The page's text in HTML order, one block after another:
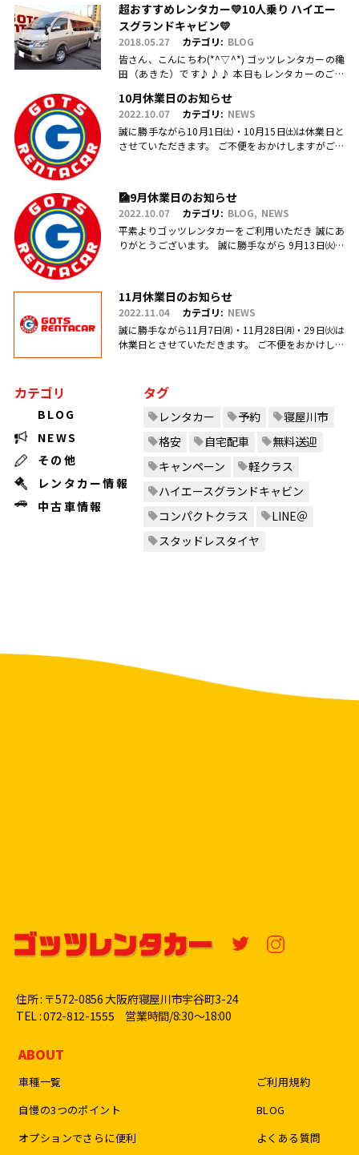
超おすすめレンタカー💛10人乗り ハイエー
スグランドキャビン💛
2018.05.27 カテゴリ: BLOG
皆さん、こんにちわ(*^▽^*) ゴッツレンタカーの穐
田（あきた）です♪♪♪ 本日もレンタカーのご利
りがとうございます(.....
10月休業日のお知らせ
2022.10.07 カテゴリ: NEWS
誠に勝手ながら10月1日㈯・10月15日㈯は休業日と
させていただきます。 ご不便をおかけしますがご理
🎑9月休業日のお知らせ
2022.10.07 カテゴリ: BLOG
NEWS
平素よりゴッツレンタカーをご利用いただき 誠にあ
りがとうございます。 誠に勝手ながら 9月13日㈫・
11月休業日のお知らせ
2022.11.04 カテゴリ: NEWS
誠に勝手ながら11月7日㈪・11月28日㈪・29日㈫は
休業日とさせていただきます。 ご不便をおかけしま
カテゴリ
BLOG
NEWS
その他
レンタカー情報
中古車情報
タグ
レンタカー 予約
寝屋川市
格安
自宅配車
無料送迎
キャンペーン
軽クラス
ハイエースグランドキャビン
コンパクトクラス
LINE＠
スタッドレスタイヤ
住所 : 〒572-0856 大阪府寝屋川市宇谷町3-24
TEL : 072-812-1555 営業時間/8:30〜18:00
ABOUT
車種一覧
ご利用規約
自慢の3つのポイント
BLOG
オプションでさらに便利
よくある質問